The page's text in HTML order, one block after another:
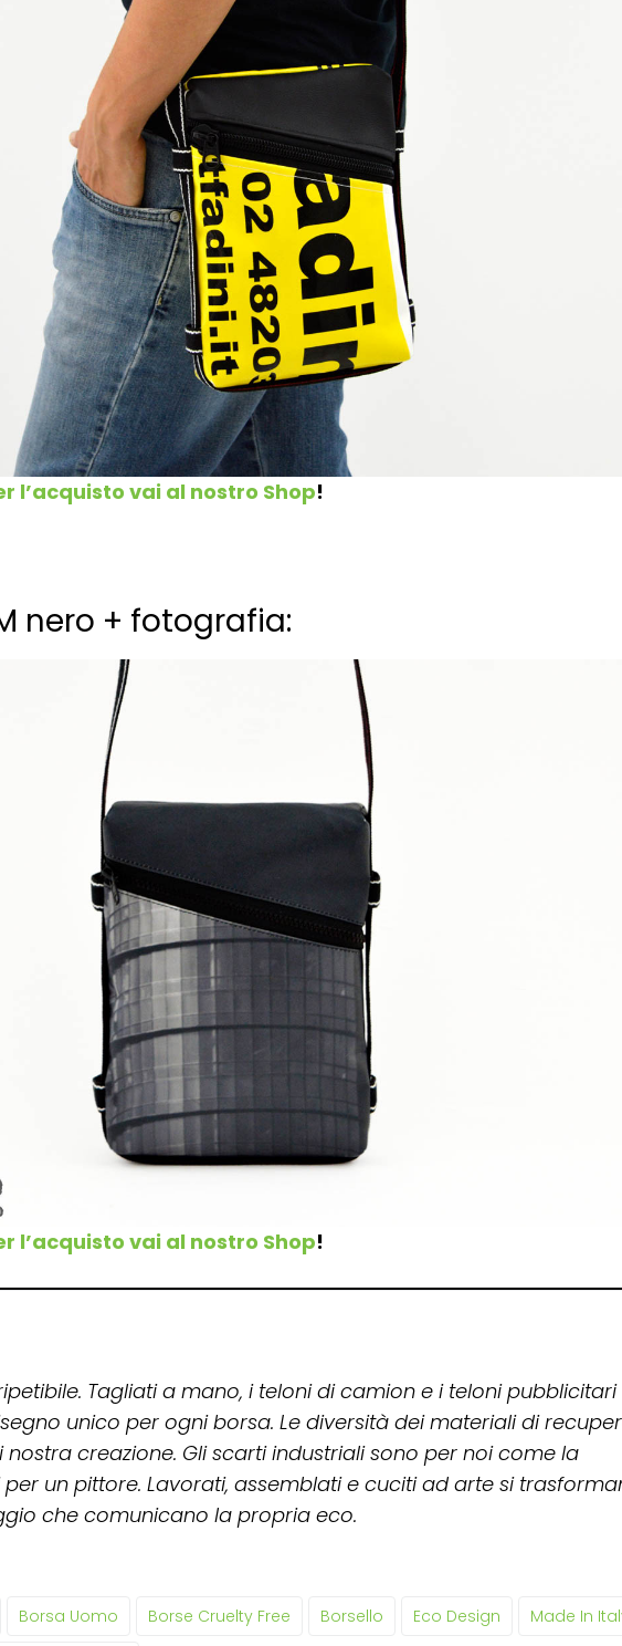
l’acquisto vai al nostro Shop!
nero + fotografia:
l’acquisto vai al nostro Shop!
Tagliati a mano, i teloni di camion e i teloni pubblicitari
unico per ogni borsa. Le diversità dei materiali di
creazione. Gli scarti industriali sono per noi come la
un pittore. Lavorati, assemblati e cuciti ad arte si
che comunicano la propria eco.
Borsa Uomo Borse Cruelty Free Borsello Eco Design Made In